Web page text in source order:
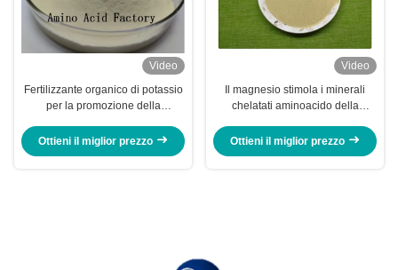
Video
Fertilizzante organico di potassio
per la promozione della
Ottieni il miglior prezzo
Video
Il magnesio stimola i minerali
chelatati aminoacido della
organico fogliare
Ottieni il miglior prezzo